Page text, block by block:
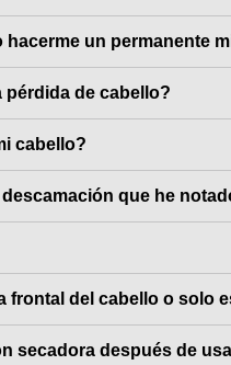
hacerme un permanente
pérdida de cabello?
cabello?
que he
frontal del cabello o solo
secadora después de